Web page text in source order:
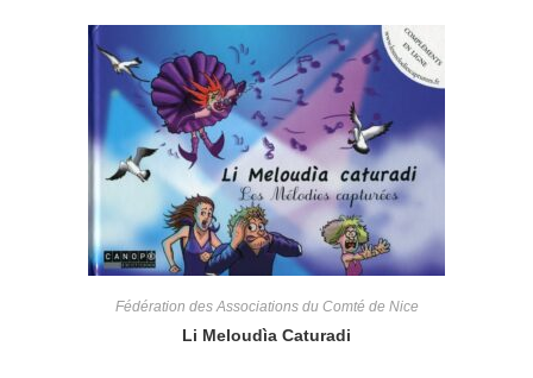
Fédération des Associations du Comté de Nice
Li Meloudìa Caturadi